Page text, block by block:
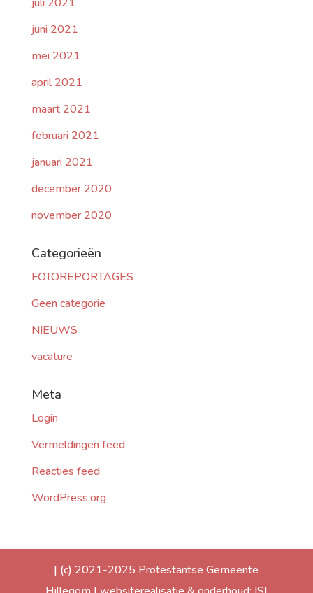
juni 2021
mei 2021
april 2021
maart 2021
februari 2021
januari 2021
december 2020
november 2020
Categorieën
FOTOREPORTAGES
Geen categorie
NIEUWS
vacature
Meta
Login
Vermeldingen feed
Reacties feed
WordPress.org
| (c) 2021-2025 Protestantse Gemeente